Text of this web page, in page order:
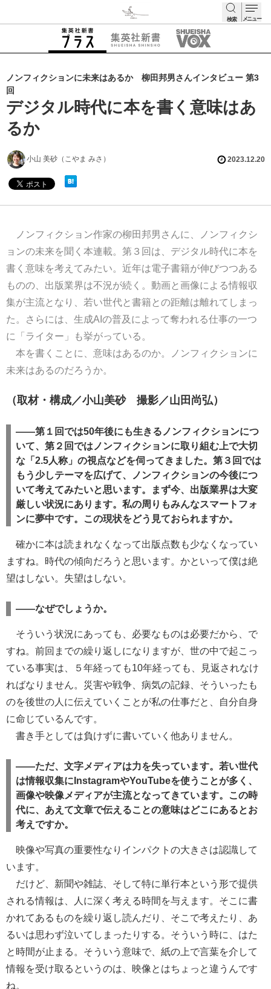
検索 メニュー
ノンフィクションに未来はあるか 柳田邦男さんインタビュー 第3
回
デジタル時代に本を書く意味はあ
るか
小山 美砂（こやま みさ） 2023.12.20
ノンフィクション作家の柳田邦男さんに、ノンフィクシ
ョンの未来を聞く本連載。第３回は、デジタル時代に本を
書く意味を考えてみたい。近年は電子書籍が伸びつつある
ものの、出版業界は不況が続く。動画と画像による情報収
集が主流となり、若い世代と書籍との距離は離れてしまっ
た。さらには、生成AIの普及によって奪われる仕事の一つ
に「ライター」も挙がっている。
本を書くことに、意味はあるのか。ノンフィクションに
未来はあるのだろうか。
（取材・構成／小山美砂 撮影／山田尚弘）
――第１回では50年後にも生きるノンフィクションにつ
いて、 第２回ではノンフィクションに取り組む上で大切
な「2.5人称」の視点などを伺ってきました。第３回では
もう少しテーマを広げて、ノンフィクションの今後につ
いて考えてみたいと思います。まず今、出版業界は大変
厳しい状況にあります。私の周りもみんなスマートフォ
ンに夢中です。この現状をどう見ておられますか。
確かに本は読まれなくなって出版点数も少なくなってい
ますね。時代の傾向だろうと思います。かといって僕は絶
望はしない。失望はしない。
――なぜでしょうか。
そういう状況にあっても、必要なものは必要だから、で
すね。前回までの繰り返しになりますが、世の中で起こっ
ている事実は、５年経っても10年経っても、見返されなけ
ればなりません。災害や戦争、病気の記録、そういったも
のを後世の人に伝えていくことが私の仕事だと、自分自身
に命じているんです。
書き手としては負けずに書いていく他ありません。
――ただ、文字メディアは力を失っています。若い世代
は情報収集にInstagramやYouTubeを使うことが多く、
画像や映像メディアが主流となってきています。この時
代に、あえて文章で伝えることの意味はどこにあるとお
考えですか。
映像や写真の重要性なりインパクトの大きさは認識して
います。
だけど、新聞や雑誌、そして特に単行本という形で提供
される情報は、人に深く考える時間を与えます。そこに書
かれてあるものを繰り返し読んだり、そこで考えたり、あ
るいは思わず泣いてしまったりする。そういう時に、はた
と時間が止まる。そういう意味で、紙の上で言葉を介して
情報を受け取るというのは、映像とはちょっと違うんです
ね。